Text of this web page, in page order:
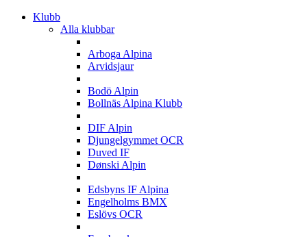
Klubb
Alla klubbar
Arboga Alpina
Arvidsjaur
Bodö Alpin
Bollnäs Alpina Klubb
DIF Alpin
Djungelgymmet OCR
Duved IF
Dønski Alpin
Edsbyns IF Alpina
Engelholms BMX
Eslövs OCR